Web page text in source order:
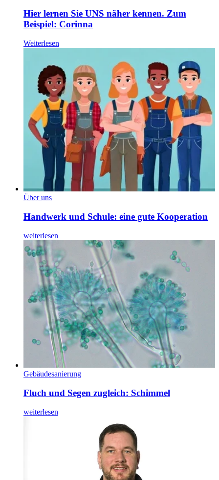
Hier lernen Sie UNS näher kennen. Zum
Beispiel: Corinna
Weiterlesen
Über uns
Handwerk und Schule: eine gute Kooperation
weiterlesen
Gebäudesanierung
Fluch und Segen zugleich: Schimmel
weiterlesen